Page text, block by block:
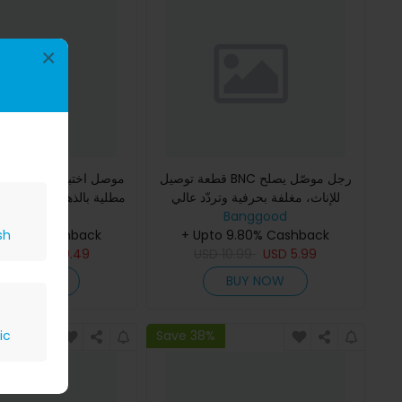
×
موصل اختبار مقياس
مطلية بالذهب ذات
PT1008 من ANENG بأ
9.80% Cashback
9.49
قطعة توصيل BNC رجل موصّل يصلح
للإناث، مغلفة بحرفية وتردّد عالي
الدقة. Y-1073
Banggood
+ Upto 9.80% Cashback
USD 5.99
BUY NOW
Save 38%